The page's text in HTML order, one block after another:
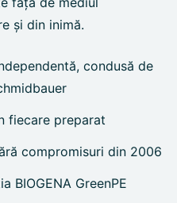
și din inimă.
condusă de
fiecare preparat
compromisuri din 2006
BIOGENA GreenPE